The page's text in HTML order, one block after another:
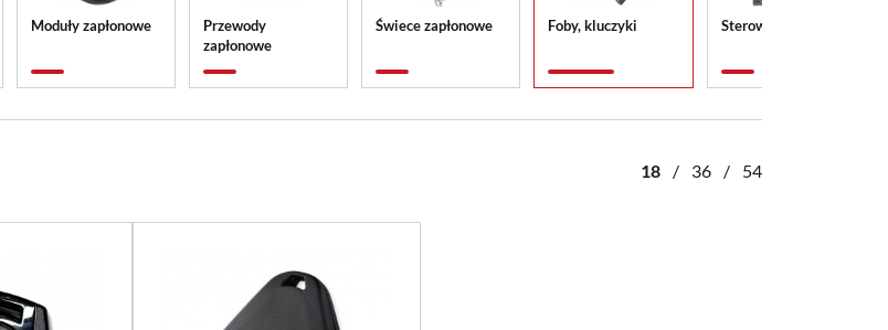
Moduły zapłonowe
Przewody
zapłonowe
Świece zapłonowe Foby, kluczyki Sterowniki ECM
18 / 36 / 54